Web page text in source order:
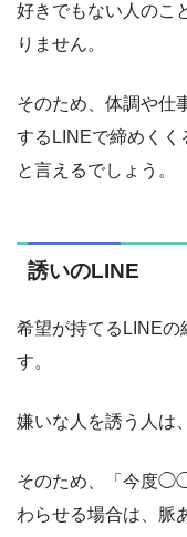
好きでもない人のこ
りません。
そのため、体調や仕
するLINEで締めくく
と言えるでしょう。
誘いのLINE
希望が持てるLINEの
す。
嫌いな人を誘う人は
そのため、「今度
わらせる場合は、脈